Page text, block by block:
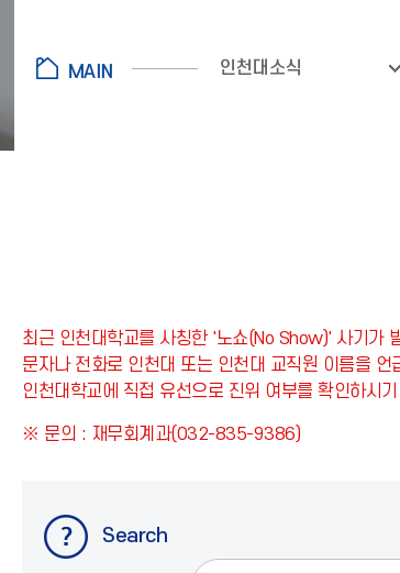
인천대소식
최근 인천대학교를 사칭한 '노쇼(No Show)' 사기가
문자나 전화로 인천대 또는 인천대 교직원 이름을 언
인천대학교에 직접 유선으로 진위 여부를 확인하시
※ 문의 : 재무회계과(032-835-9386)
Search